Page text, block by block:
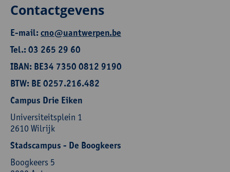
Contactgevens
E-mail:cno@uantwerpen.be
Tel.: 03 265 29 60
IBAN: BE34 7350 0812 9190
BTW: BE 0257.216.482
Campus Drie Eiken
Universiteitsplein 1
2610 Wilrijk
Stadscampus - De Boogkeers
Boogkeers 5